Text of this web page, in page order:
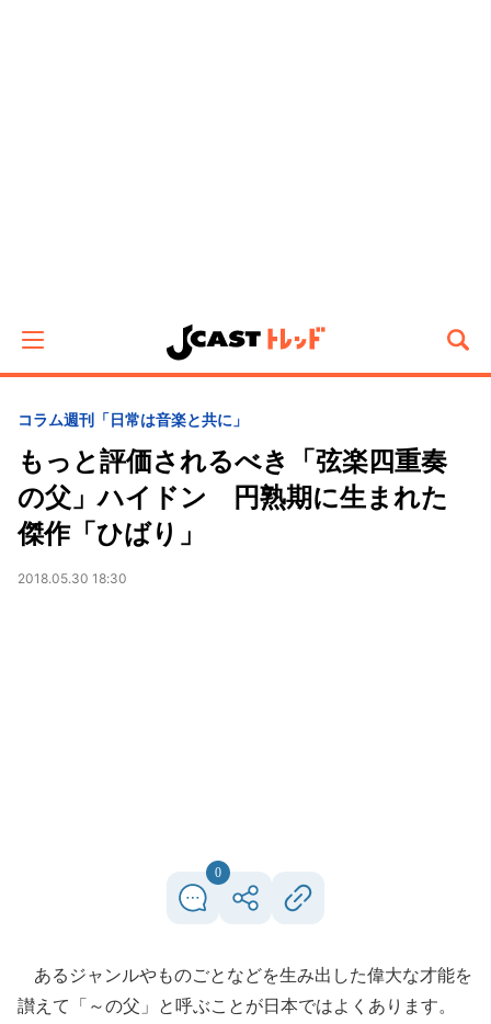
コラム週刊「日常は音楽と共に」
もっと評価されるべき「弦楽四重奏
の父」ハイドン 円熟期に生まれた
傑作「ひばり」
2018.05.30 18:30
0
あるジャンルやものごとなどを生み出した偉大な才能を
讃えて「～の父」と呼ぶことが日本ではよくあります。